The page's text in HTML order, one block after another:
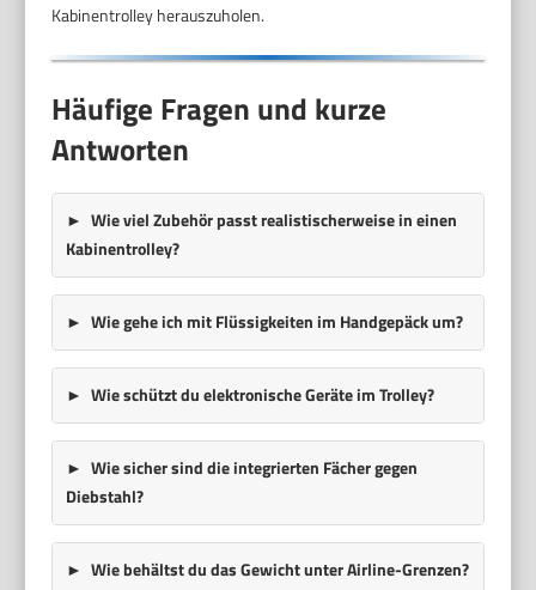
Kabinentrolley herauszuholen.
Häufige Fragen und kurze
Antworten
Wie viel Zubehör passt realistischerweise in einen
Kabinentrolley?
Wie gehe ich mit Flüssigkeiten im Handgepäck um?
Wie schützt du elektronische Geräte im Trolley?
Wie sicher sind die integrierten Fächer gegen
Diebstahl?
Wie behältst du das Gewicht unter Airline-Grenzen?